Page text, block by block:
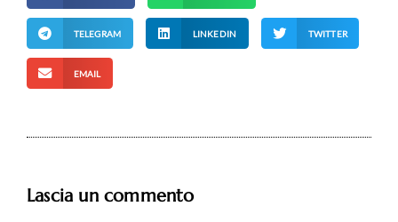
TELEGRAM LINKEDIN TWITTER
EMAIL
Lascia un commento